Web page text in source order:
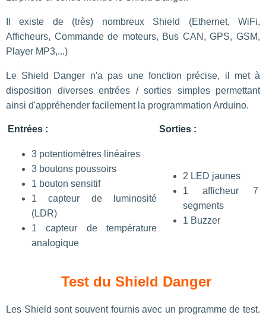
Il existe de (très) nombreux Shield (Ethernet, WiFi,
Afficheurs, Commande de moteurs, Bus CAN, GPS, GSM,
Player MP3,...)
Le Shield Danger n'a pas une fonction précise, il met à
disposition diverses entrées / sorties simples permettant
ainsi d'appréhender facilement la programmation Arduino.
Entrées : Sorties :
3 potentiomètres linéaires
3 boutons poussoirs
1 bouton sensitif
1 capteur de luminosité
(LDR)
1 capteur de température
analogique
2 LED jaunes
1 afficheur 7
segments
1 Buzzer
Test du Shield Danger
Les Shield sont souvent fournis avec un programme de test.